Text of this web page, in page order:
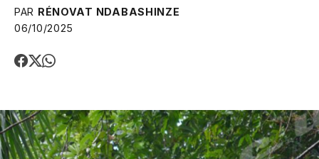
PAR RÉNOVAT NDABASHINZE
06/10/2025